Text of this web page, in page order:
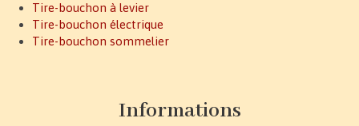
Tire-bouchon à levier
Tire-bouchon électrique
Tire-bouchon sommelier
Informations